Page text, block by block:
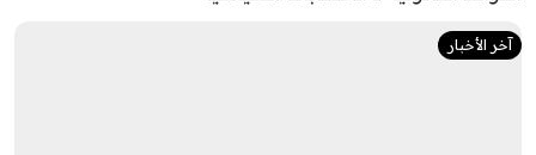
آخر الأخبار